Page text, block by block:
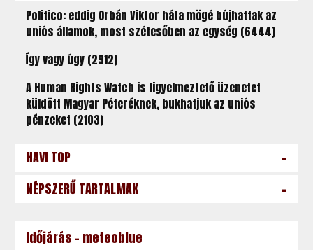
Politico: eddig Orbán Viktor háta mögé bújhattak az
uniós államok, most szétesőben az egység (6444)
Így vagy úgy (2912)
A Human Rights Watch is figyelmeztető üzenetet
küldött Magyar Péteréknek, bukhatjuk az uniós
pénzeket (2103)
HAVI TOP -
NÉPSZERŰ TARTALMAK -
Időjárás - meteoblue